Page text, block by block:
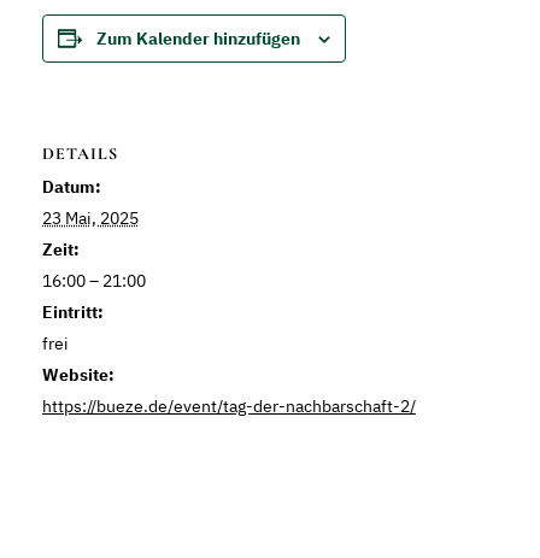
Zum Kalender hinzufügen
DETAILS
Datum:
23 Mai, 2025
Zeit:
16:00 – 21:00
Eintritt:
frei
Website:
https://bueze.de/event/tag-der-nachbarschaft-2/